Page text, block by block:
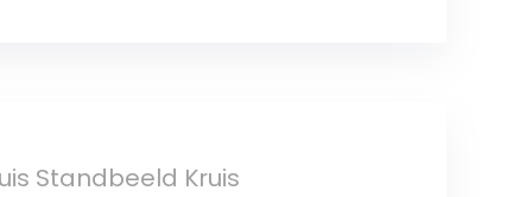
Standbeeld Kruis